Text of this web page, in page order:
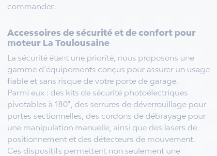
commander.
Accessoires de sécurité et de confort pour
moteur La Toulousaine
La sécurité étant une priorité, nous proposons une
gamme d’équipements conçus pour assurer un usage
fiable et sans risque de votre porte de garage.
Parmi eux : des kits de sécurité photoélectriques
pivotables à 180°, des serrures de déverrouillage pour
portes sectionnelles, des cordons de débrayage pour
une manipulation manuelle, ainsi que des lasers de
positionnement et des détecteurs de mouvement.
Ces dispositifs permettent non seulement une